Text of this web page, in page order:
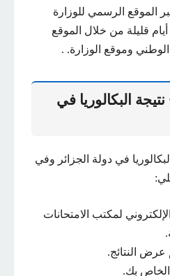
الموقع الرسمي للوزارة
قليلة من خلال الموقع
الوطني وموقع الوزارة. .
البكالوريا في
في دولة الجزائر وفي
لمكتب الامتحانات
النتائج.
بك.